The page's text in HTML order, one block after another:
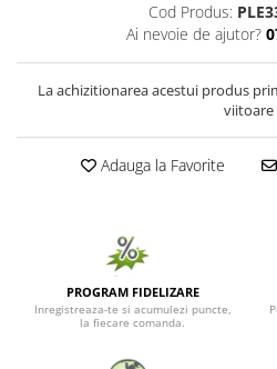
Cod Produs:
Ai nevoie de ajutor?
La achizitionarea acestui produs
viitoare
Adauga la Favorite
PROGRAM FIDELIZARE
Inregistreaza-te si acumulezi puncte,
la fiecare comanda.